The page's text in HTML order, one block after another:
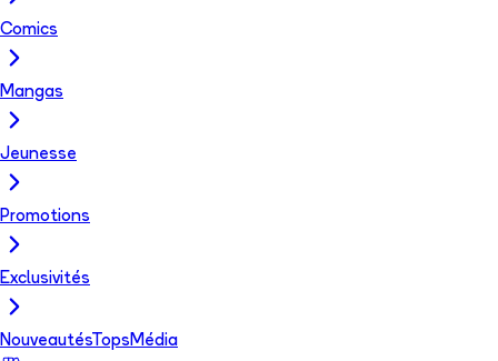
Comics
Mangas
Jeunesse
Promotions
Exclusivités
NouveautésTops Média